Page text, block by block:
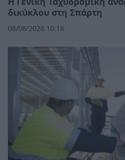
δικύκλου στη Σπάρτη
08/08/2026 10:18